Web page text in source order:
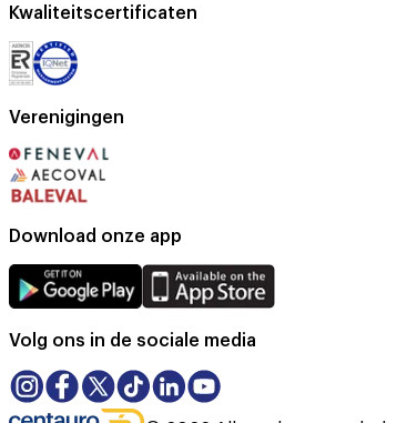
Kwaliteitscertificaten
Verenigingen
Download onze app
Volg ons in de sociale media